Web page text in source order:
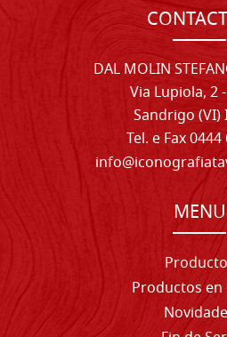
DAL MOLIN
Via Lupiola, 2
Sandrigo (VI)
Tel. e Fax
MENU
Productos